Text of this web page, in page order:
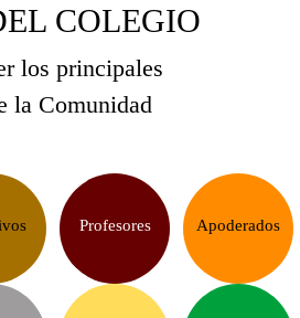
COLEGIO
los principales
la Comunidad
Profesores Apoderados